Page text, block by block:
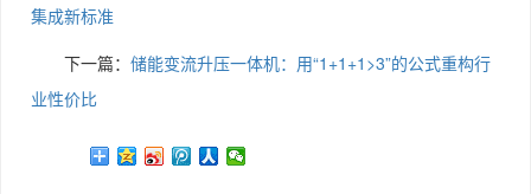
集成新标准
下一篇： 储能变流升压一体机：用“1+1+1>3”的公式重构行
业性价比